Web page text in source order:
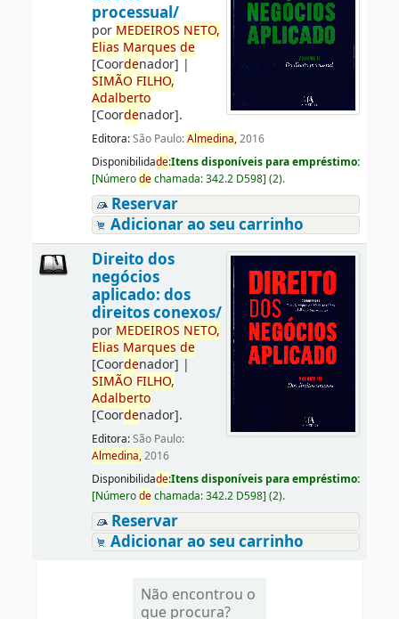
processual/
por MEDEIROS NETO,
Elias Marques de
[Coordenador] |
SIMÃO FILHO,
Adalberto
[Coordenador].
Editora:São Paulo:Almedina,2016
Disponibilidade:Itens disponíveis para empréstimo:
[Númerodechamada:342.2 D598] (2).
Reservar
Adicionar ao seu carrinho
Direito dos
negócios
aplicado: dos
direitos conexos/
por MEDEIROS NETO,
Elias Marques de
[Coordenador] |
SIMÃO FILHO,
Adalberto
[Coordenador].
Editora:São Paulo:
Almedina,2016
Disponibilidade:Itens disponíveis para empréstimo:
[Númerodechamada:342.2 D598] (2).
Reservar
Adicionar ao seu carrinho
Não encontrou o
que procura?